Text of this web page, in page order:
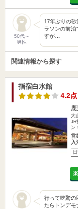
50代～
男性
17年ぶりの
ラソンの前泊
すが…
関連情報から探す
指宿白水館
4.2点
鹿
大
JR
ン
営
入
行って吃驚の
たらトンデモ